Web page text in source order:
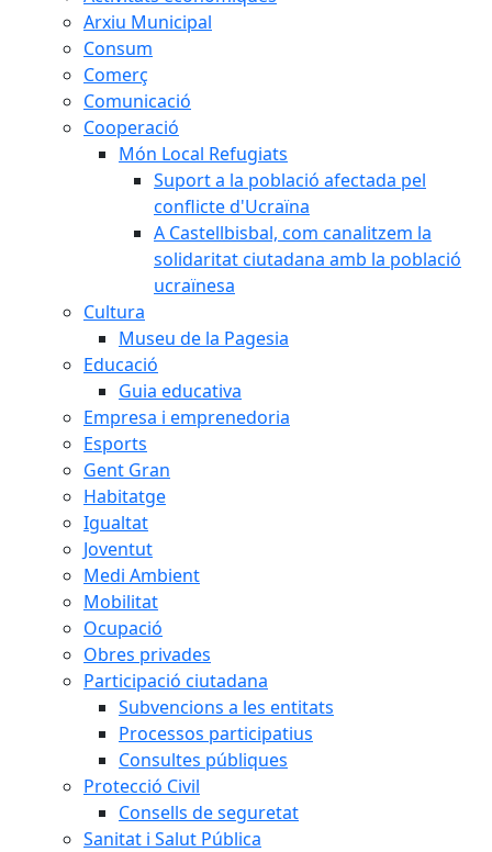
Arxiu Municipal
Consum
Comerç
Comunicació
Cooperació
Món Local Refugiats
Suport a la població afectada pel
conflicte d'Ucraïna
A Castellbisbal, com canalitzem la
solidaritat ciutadana amb la població
ucraïnesa
Cultura
Museu de la Pagesia
Educació
Guia educativa
Empresa i emprenedoria
Esports
Gent Gran
Habitatge
Igualtat
Joventut
Medi Ambient
Mobilitat
Ocupació
Obres privades
Participació ciutadana
Subvencions a les entitats
Processos participatius
Consultes públiques
Protecció Civil
Consells de seguretat
Sanitat i Salut Pública